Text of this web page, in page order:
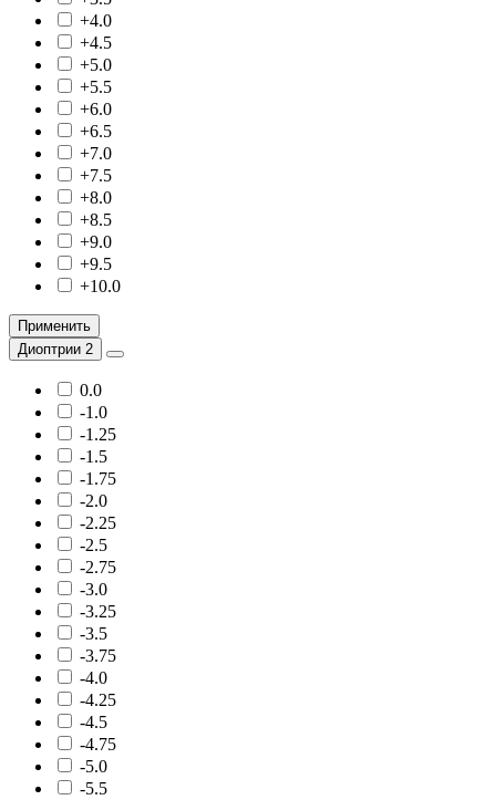
+4.0
+4.5
+5.0
+5.5
+6.0
+6.5
+7.0
+7.5
+8.0
+8.5
+9.0
+9.5
+10.0
Применить
Диоптрии 2
0.0
-1.0
-1.25
-1.5
-1.75
-2.0
-2.25
-2.5
-2.75
-3.0
-3.25
-3.5
-3.75
-4.0
-4.25
-4.5
-4.75
-5.0
-5.5